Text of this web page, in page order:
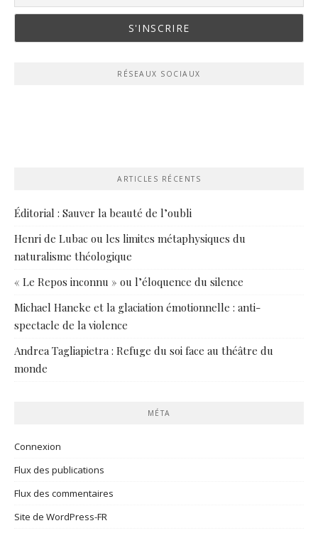
RÉSEAUX SOCIAUX
ARTICLES RÉCENTS
Éditorial : Sauver la beauté de l’oubli
Henri de Lubac ou les limites métaphysiques du
naturalisme théologique
« Le Repos inconnu » ou l’éloquence du silence
Michael Haneke et la glaciation émotionnelle : anti-
spectacle de la violence
Andrea Tagliapietra : Refuge du soi face au théâtre du
monde
MÉTA
Connexion
Flux des publications
Flux des commentaires
Site de WordPress-FR